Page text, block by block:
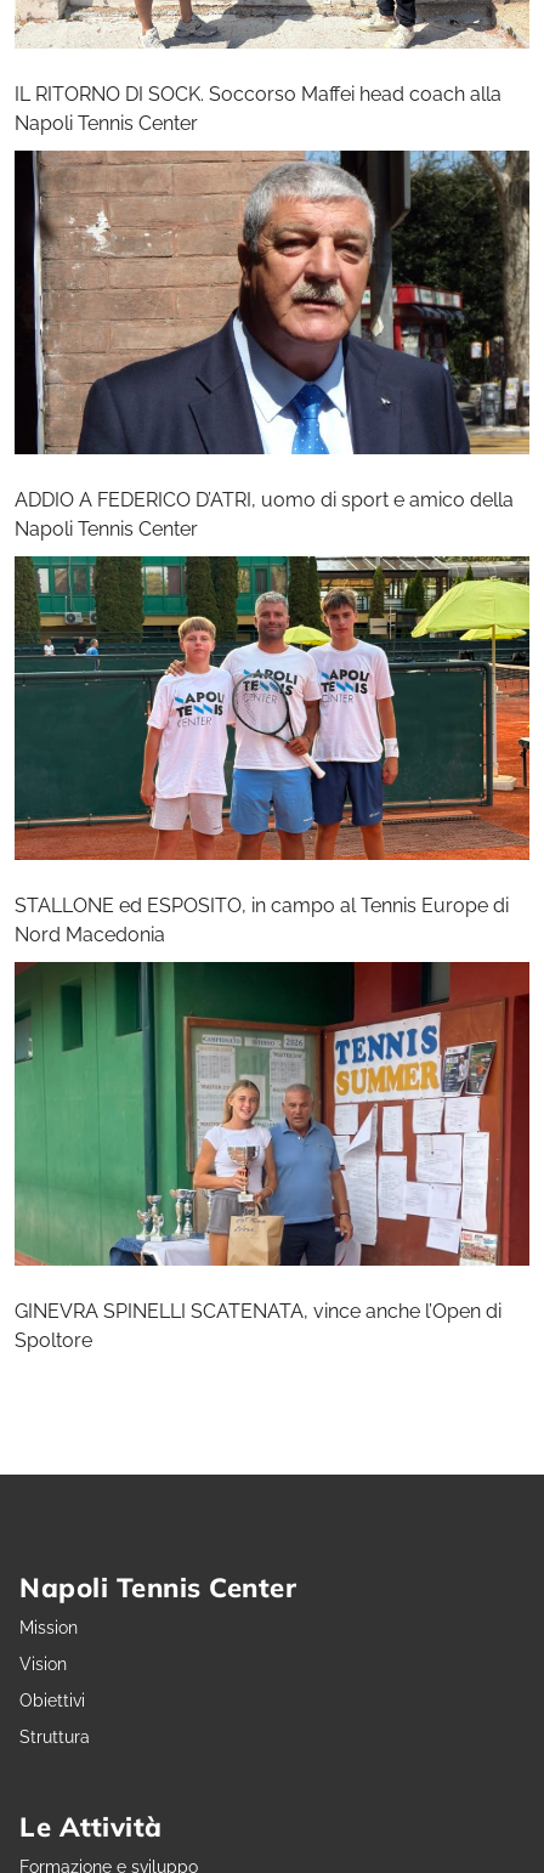
IL RITORNO DI SOCK. Soccorso Maffei head coach alla
Napoli Tennis Center
ADDIO A FEDERICO D’ATRI, uomo di sport e amico della
Napoli Tennis Center
STALLONE ed ESPOSITO, in campo al Tennis Europe di
Nord Macedonia
GINEVRA SPINELLI SCATENATA, vince anche l’Open di
Spoltore
Napoli Tennis Center
Mission
Vision
Obiettivi
Struttura
Le Attività
Formazione e sviluppo